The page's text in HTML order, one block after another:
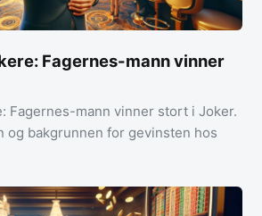
Fagernes-mann vinner
Fagernes-mann vinner stort i Joker.
og bakgrunnen for gevinsten hos